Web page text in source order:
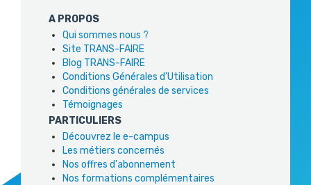
A PROPOS
Qui sommes nous ?
Site TRANS-FAIRE
Blog TRANS-FAIRE
Conditions Générales d'Utilisation
Conditions générales de services
Témoignages
PARTICULIERS
Découvrez le e-campus
Les métiers concernés
Nos offres d'abonnement
Nos formations complémentaires